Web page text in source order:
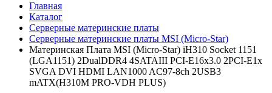
Главная
Каталог
Серверные материнские платы
Серверные материнские платы MSI (Micro-Star)
Материнская Плата MSI (Micro-Star) iH310 Socket 1151
(LGA1151) 2DualDDR4 4SATAIII PCI-E16x3.0 2PCI-E1x
SVGA DVI HDMI LAN1000 AC97-8ch 2USB3
mATX(H310M PRO-VDH PLUS)